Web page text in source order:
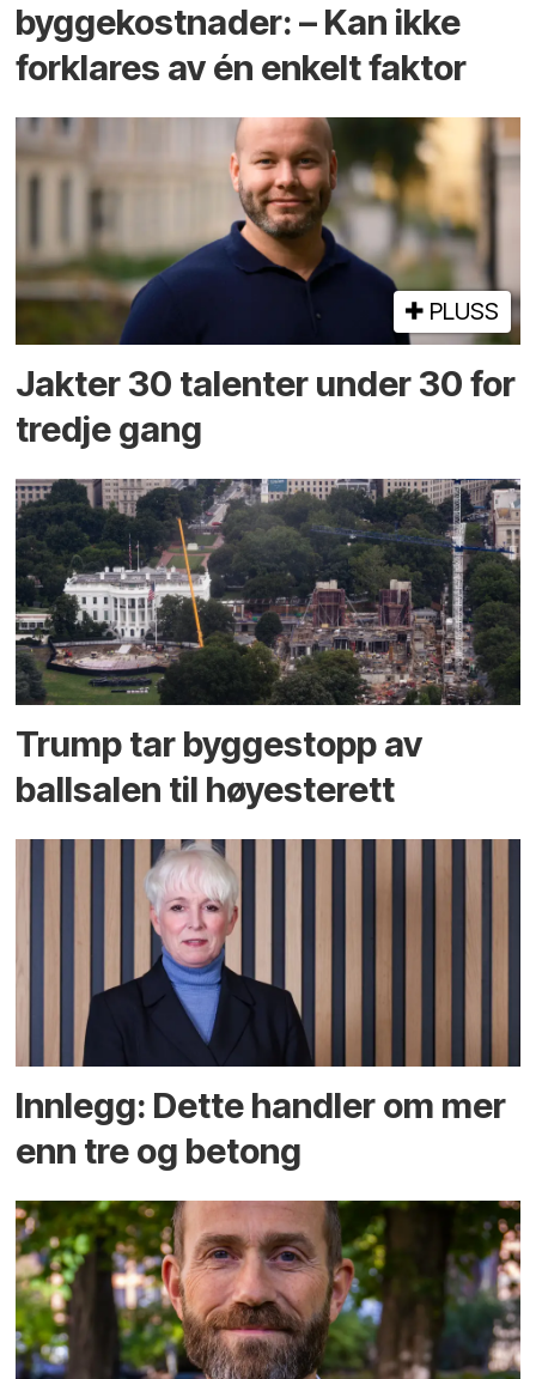
byggekostnader: – Kan ikke
forklares av én enkelt faktor
PLUSS
Jakter 30 talenter under 30 for
tredje gang
Trump tar byggestopp av
ballsalen til høyesterett
Innlegg: Dette handler om mer
enn tre og betong